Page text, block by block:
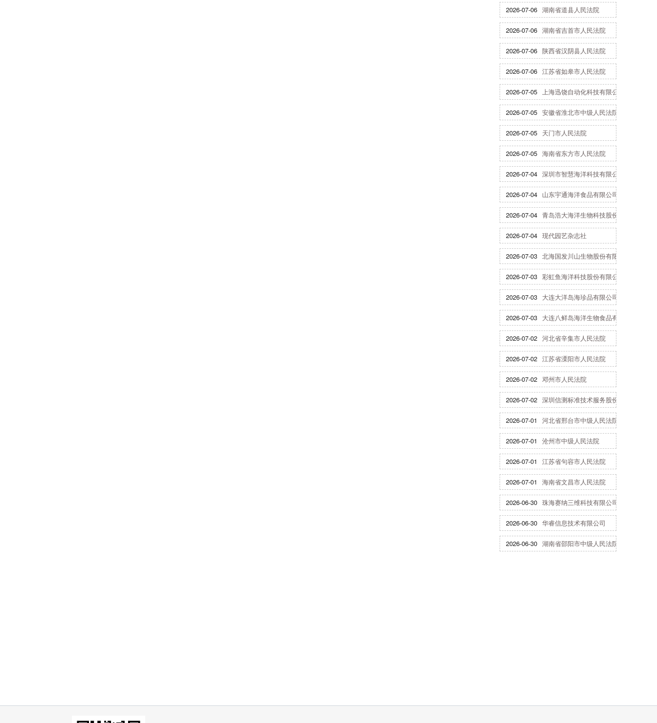
2026-07-06 湖南省道县人民法院
2026-07-06 湖南省吉首市人民法院
2026-07-06 陕西省汉阴县人民法院
2026-07-06 江苏省如皋市人民法院
2026-07-05 上海迅饶自动化科技有限公司
2026-07-05 安徽省淮北市中级人民法院
2026-07-05 天门市人民法院
2026-07-05 海南省东方市人民法院
2026-07-04 深圳市智慧海洋科技有限公司
2026-07-04 山东宇通海洋食品有限公司
2026-07-04 青岛浩大海洋生物科技股份有限公司
2026-07-04 现代园艺杂志社
2026-07-03 北海国发川山生物股份有限公司
2026-07-03 彩虹鱼海洋科技股份有限公司
2026-07-03 大连大洋岛海珍品有限公司
2026-07-03 大连八鲜岛海洋生物食品有限公司
2026-07-02 河北省辛集市人民法院
2026-07-02 江苏省溧阳市人民法院
2026-07-02 邓州市人民法院
2026-07-02 深圳信测标准技术服务股份有限公司
2026-07-01 河北省邢台市中级人民法院
2026-07-01 沧州市中级人民法院
2026-07-01 江苏省句容市人民法院
2026-07-01 海南省文昌市人民法院
2026-06-30 珠海赛纳三维科技有限公司
2026-06-30 华睿信息技术有限公司
2026-06-30 湖南省邵阳市中级人民法院